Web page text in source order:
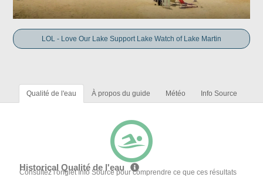
LOL - Love Our Lake Support Lake Watch of Lake Martin
Qualité de l'eau À propos du guide Météo Info Source
Historical Qualité de l'eau
Consultez l'onglet Info Source pour comprendre ce que ces résultats